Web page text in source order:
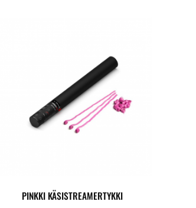
PINKKI KÄSISTREAMERTYKKI